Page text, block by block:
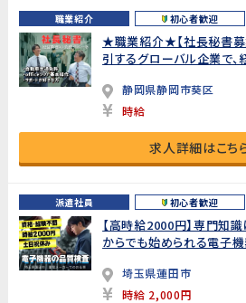
職業紹介 初心者歓迎
★職業紹介★【社長秘書募
引するグローバル企業で、
静岡県静岡市葵区
時給
求人詳細はこち
派遣社員 初心者歓迎
【高時給2000円】専門知
からでも始められる電子
埼玉県蓮田市
時給 2,000円